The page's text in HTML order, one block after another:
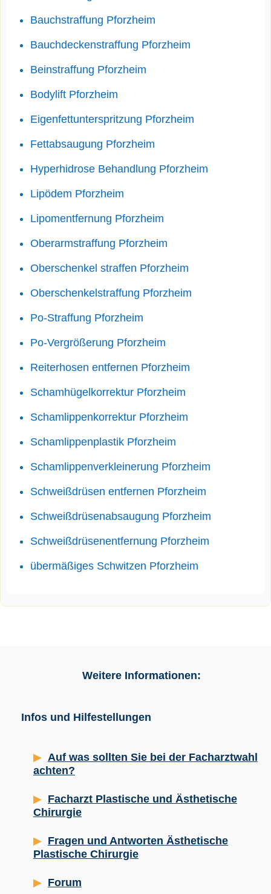
Bauchstraffung Pforzheim
Bauchdeckenstraffung Pforzheim
Beinstraffung Pforzheim
Bodylift Pforzheim
Eigenfettunterspritzung Pforzheim
Fettabsaugung Pforzheim
Hyperhidrose Behandlung Pforzheim
Lipödem Pforzheim
Lipomentfernung Pforzheim
Oberarmstraffung Pforzheim
Oberschenkel straffen Pforzheim
Oberschenkelstraffung Pforzheim
Po-Straffung Pforzheim
Po-Vergrößerung Pforzheim
Reiterhosen entfernen Pforzheim
Schamhügelkorrektur Pforzheim
Schamlippenkorrektur Pforzheim
Schamlippenplastik Pforzheim
Schamlippenverkleinerung Pforzheim
Schweißdrüsen entfernen Pforzheim
Schweißdrüsenabsaugung Pforzheim
Schweißdrüsenentfernung Pforzheim
übermäßiges Schwitzen Pforzheim
Weitere Informationen:
Infos und Hilfestellungen
Auf was sollten Sie bei der Facharztwahl
achten?
Facharzt Plastische und Ästhetische
Chirurgie
Fragen und Antworten Ästhetische
Plastische Chirurgie
Forum